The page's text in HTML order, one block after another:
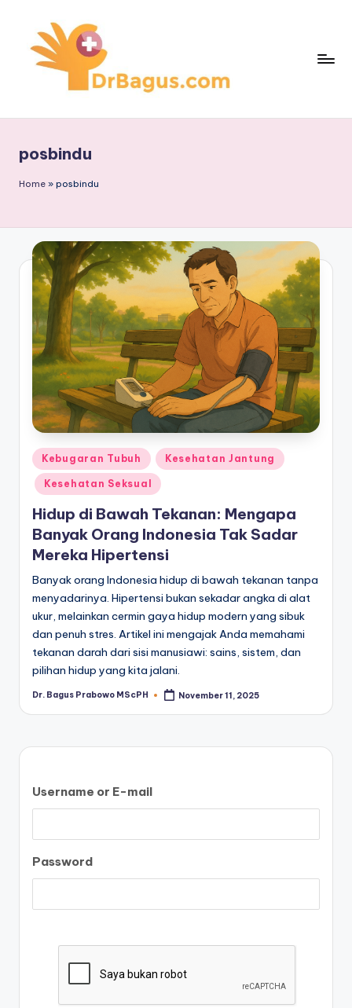
content
posbindu
Home » posbindu
Posted
in
Kebugaran Tubuh Kesehatan Jantung
Kesehatan Seksual
Hidup di Bawah Tekanan: Mengapa
Banyak Orang Indonesia Tak Sadar
Mereka Hipertensi
Banyak orang Indonesia hidup di bawah tekanan tanpa
menyadarinya. Hipertensi bukan sekadar angka di alat
ukur, melainkan cermin gaya hidup modern yang sibuk
dan penuh stres. Artikel ini mengajak Anda memahami
tekanan darah dari sisi manusiawi: sains, sistem, dan
pilihan hidup yang kita jalani.
Posted
Dr. Bagus Prabowo MScPH November 11, 2025
Username or E-mail
Password